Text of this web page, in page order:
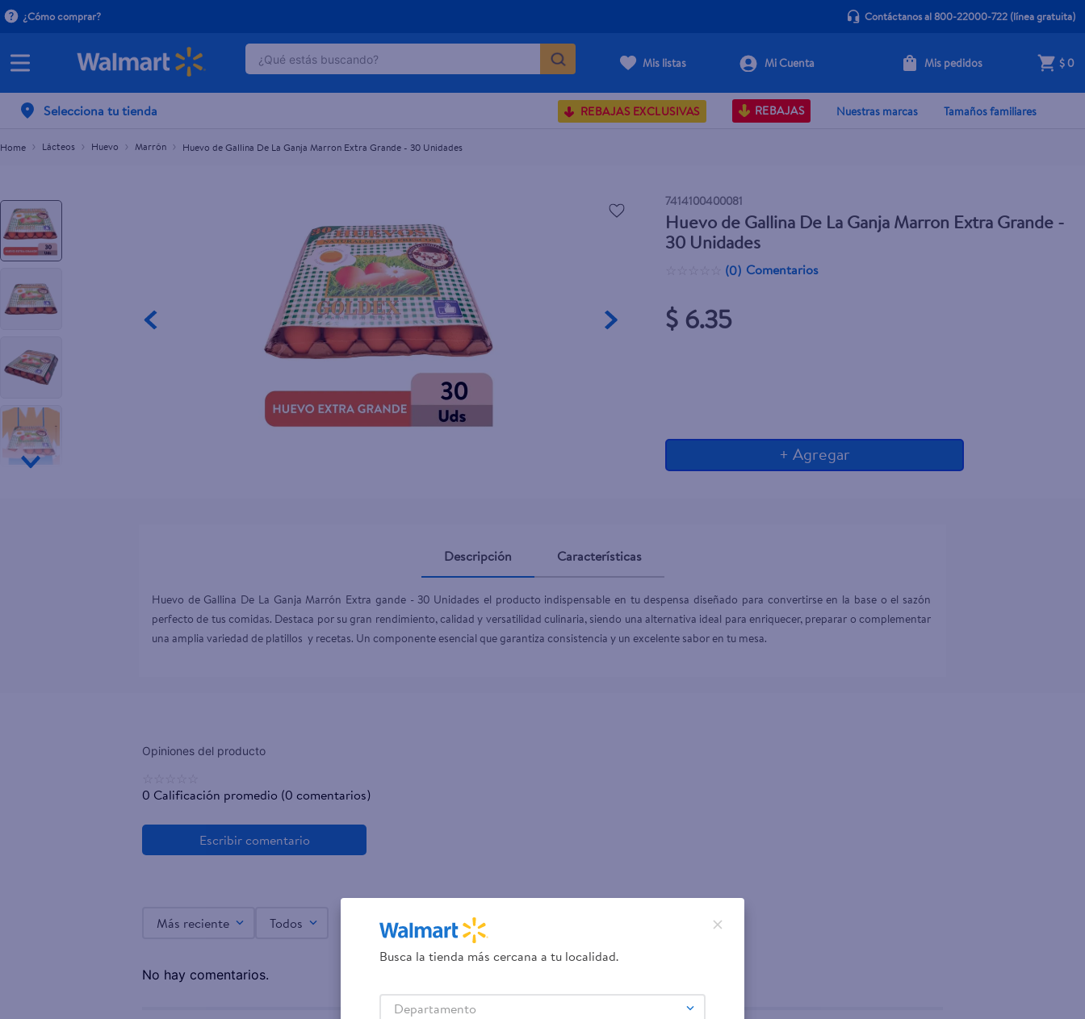
¿Cómo comprar? Contáctanos al 800-22000-722(línea gratuita)
¿Qué estás buscando?
Mis listas Mis pedidos $ 0
Selecciona tu tienda REBAJAS EXCLUSIVAS REBAJAS Nuestras marcas Tamaños familiares
Lácteos Huevo Marrón Huevo de Gallina De La Ganja Marron Extra Grande - 30 Unidades
7414100400081
Huevo de Gallina De La Ganja Marron Extra Grande -
30 Unidades
(0) Comentarios
$ 6.35
+ Agregar
Huevo de Gallina De La Ganja Marron Extra Grande - 30 Unidades
+ Agregar
Descripción Características
Huevo de Gallina De La Ganja Marrón Extra gande - 30 Unidades el producto indispensable en tu despensa diseñado para convertirse en la base o el sazón
perfecto de tus comidas. Destaca por su gran rendimiento, calidad y versatilidad culinaria, siendo una alternativa ideal para enriquecer, preparar o complementar
una amplia variedad de platillos  y recetas. Un componente esencial que garantiza consistencia y un excelente sabor en tu mesa.
0 Calificación promedio (0 comentarios)
Más reciente Todos
No hay comentarios.
Busca la tienda más cercana a tu localidad.
Departamento
TÉRMINOS MÁS BUSCADOS
2.
dove uv
huggies
hellmanns
.
refrigerador
8.
ventilador
9.
herbal rosa